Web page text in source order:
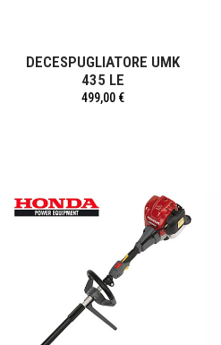
DECESPUGLIATORE UMK
435 LE
499,00 €